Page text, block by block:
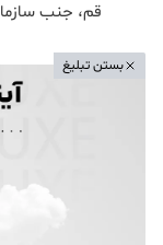
قم، جنب
بستن تبلیغ